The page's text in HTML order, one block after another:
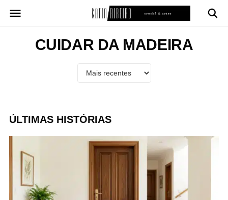
para
CUIDAR DA MADEIRA
ÚLTIMAS HISTÓRIAS